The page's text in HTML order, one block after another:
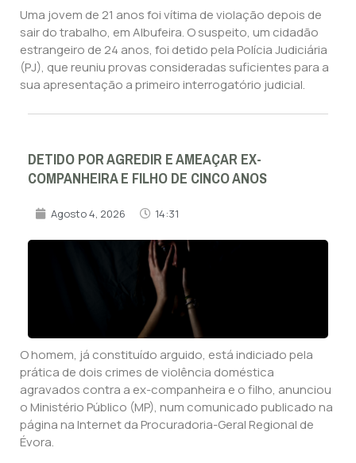
Uma jovem de 21 anos foi vítima de violação depois de
sair do trabalho, em Albufeira. O suspeito, um cidadão
estrangeiro de 24 anos, foi detido pela Polícia Judiciária
(PJ), que reuniu provas consideradas suficientes para a
sua apresentação a primeiro interrogatório judicial.
DETIDO POR AGREDIR E AMEAÇAR EX-
COMPANHEIRA E FILHO DE CINCO ANOS
Agosto 4, 2026 14:31
O homem, já constituído arguido, está indiciado pela
prática de dois crimes de violência doméstica
agravados contra a ex-companheira e o filho, anunciou
o Ministério Público (MP), num comunicado publicado na
página na Internet da Procuradoria-Geral Regional de
Évora.